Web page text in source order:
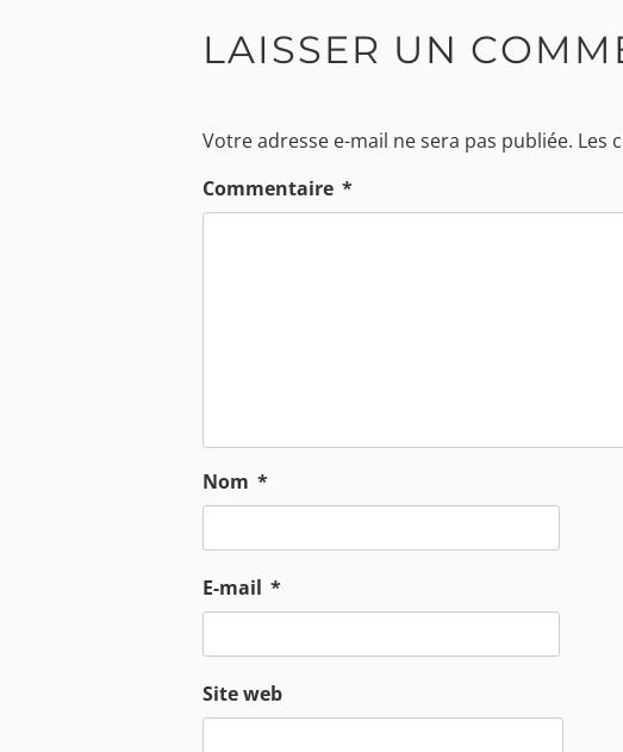
LAISSER UN
Votre adresse e-mail ne sera pas publiée. Les
Commentaire *
Nom *
E-mail *
Site web